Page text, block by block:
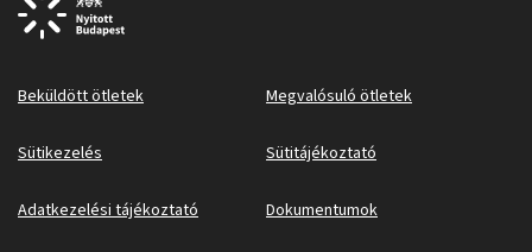
Beküldött ötletek Megvalósuló ötletek
Sütikezelés Sütitájékoztató
Adatkezelési tájékoztató Dokumentumok